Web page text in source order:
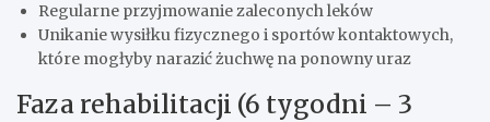
Regularne przyjmowanie zaleconych leków
Unikanie wysiłku fizycznego i sportów kontaktowych,
które mogłyby narazić żuchwę na ponowny uraz
Faza rehabilitacji (6 tygodni – 3